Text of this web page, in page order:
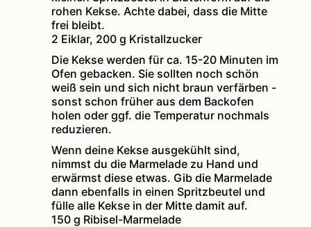
rohen Kekse. Achte dabei, dass die Mitte
frei bleibt.
2 Eiklar, 200 g Kristallzucker
Die Kekse werden für ca. 15-20 Minuten im
Ofen gebacken. Sie sollten noch schön
weiß sein und sich nicht braun verfärben -
sonst schon früher aus dem Backofen
holen oder ggf. die Temperatur nochmals
reduzieren.
Wenn deine Kekse ausgekühlt sind,
nimmst du die Marmelade zu Hand und
erwärmst diese etwas. Gib die Marmelade
dann ebenfalls in einen Spritzbeutel und
fülle alle Kekse in der Mitte damit auf.
150 g Ribisel-Marmelade